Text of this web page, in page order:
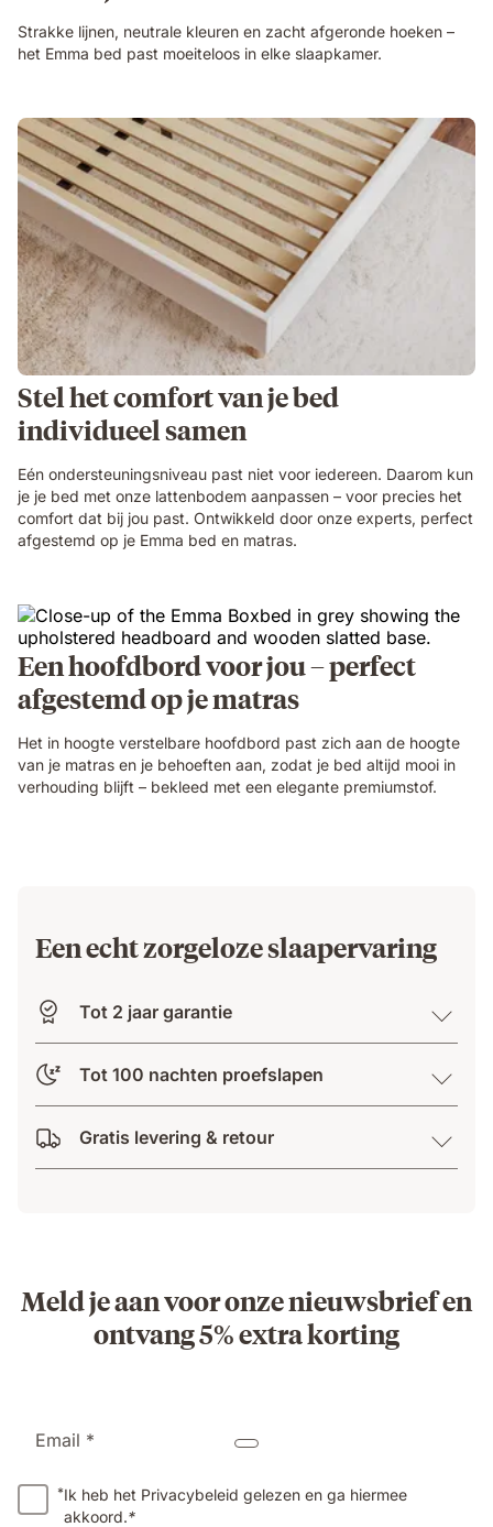
Strakke lijnen, neutrale kleuren en zacht afgeronde hoeken –
het Emma bed past moeiteloos in elke slaapkamer.
Stel het comfort van je bed
individueel samen
Eén ondersteuningsniveau past niet voor iedereen. Daarom kun
je je bed met onze lattenbodem aanpassen – voor precies het
comfort dat bij jou past. Ontwikkeld door onze experts, perfect
afgestemd op je Emma bed en matras.
Een hoofdbord voor jou – perfect
afgestemd op je matras
Het in hoogte verstelbare hoofdbord past zich aan de hoogte
van je matras en je behoeften aan, zodat je bed altijd mooi in
verhouding blijft – bekleed met een elegante premiumstof.
Een echt zorgeloze slaapervaring
Tot 2 jaar garantie
Tot 100 nachten proefslapen
Gratis levering & retour
Meld je aan voor onze nieuwsbrief en
ontvang 5% extra korting
Email *
*Ik heb het Privacybeleid gelezen en ga hiermee
akkoord.*